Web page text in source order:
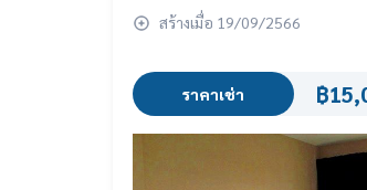
สร้างเมื่อ 19/09/2566
ราคาเช่า ฿